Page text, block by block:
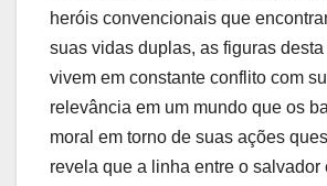
heróis convencionais que
suas vidas duplas, as figuras desta
vivem em constante conflito com
relevância em um mundo que os
moral em torno de suas ações
revela que a linha entre o salvador